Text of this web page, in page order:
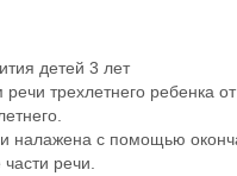
детей 3 лет
трехлетнего ребенка от
налажена с помощью
речи.